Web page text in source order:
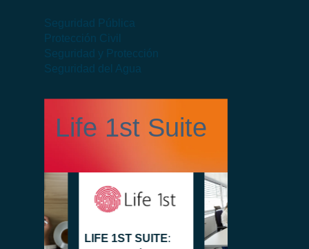
Seguridad Pública
Protección Civil
Seguridad y Protección
Seguridad del Agua
Life 1st Suite
LIFE 1ST SUITE: